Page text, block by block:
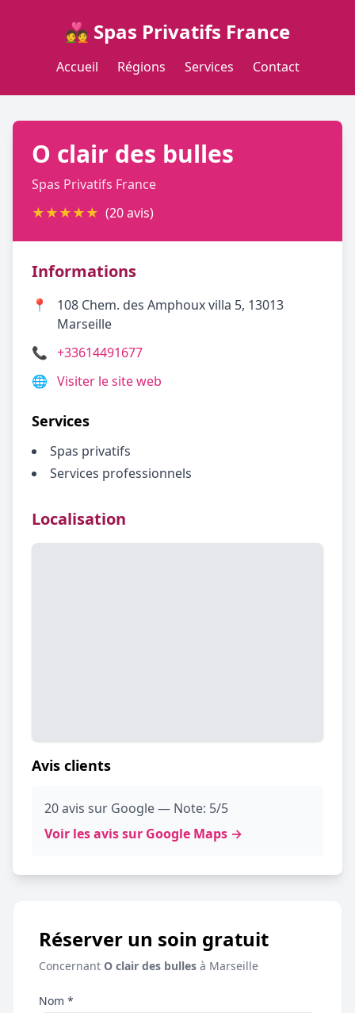
💑 Spas Privatifs France
Accueil Régions Services Contact
O clair des bulles
Spas Privatifs France
★★★★★ (20 avis)
Informations
📍
108 Chem. des Amphoux villa 5, 13013
Marseille
📞 +33614491677
🌐 Visiter le site web
Services
Spas privatifs
Services professionnels
Localisation
Avis clients
20 avis sur Google — Note: 5/5
Voir les avis sur Google Maps →
Réserver un soin gratuit
Concernant O clair des bulles à Marseille
Nom *